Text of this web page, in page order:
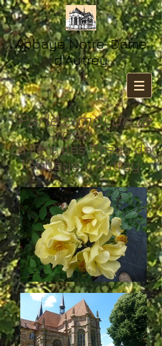
​​Abbaye Notre-Dame
d'Autrey
"Parlez-moi de la
rose..."
La Fête des Roses de
l'Abbaye d'Autrey